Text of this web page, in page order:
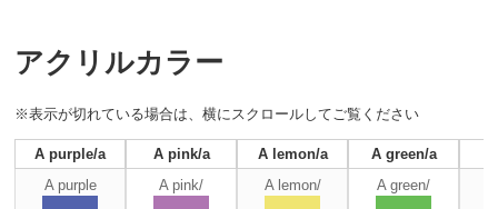
アクリルカラー
※表示が切れている場合は、横にスクロールしてご覧ください
A purple/a A pink/a A lemon/a A green/a
A purple
A pink/ A lemon/ A green/